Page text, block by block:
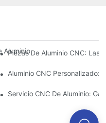
Personalización Para
Piezas De Aluminio CNC: Las
Explorando Las Últimas
Aluminio CNC Personalizado:
Gestión Integral De
Servicio CNC De Aluminio: